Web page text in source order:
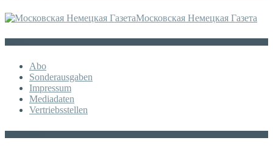
Московская Немецкая Газета
Abo
Sonderausgaben
Impressum
Mediadaten
Vertriebsstellen